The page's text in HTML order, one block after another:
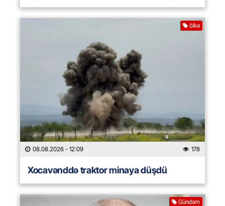
ölkə
08.08.2026 - 12:09 178
Xocavənddə traktor minaya düşdü
Gündəm